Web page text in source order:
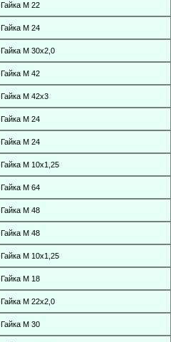
Гайка М 22
Гайка М 24
Гайка М 30х2,0
Гайка М 42
Гайка М 42х3
Гайка М 24
Гайка М 24
Гайка М 10х1,25
Гайка М 64
Гайка М 48
Гайка М 48
Гайка М 10х1,25
Гайка М 18
Гайка М 22х2,0
Гайка М 30